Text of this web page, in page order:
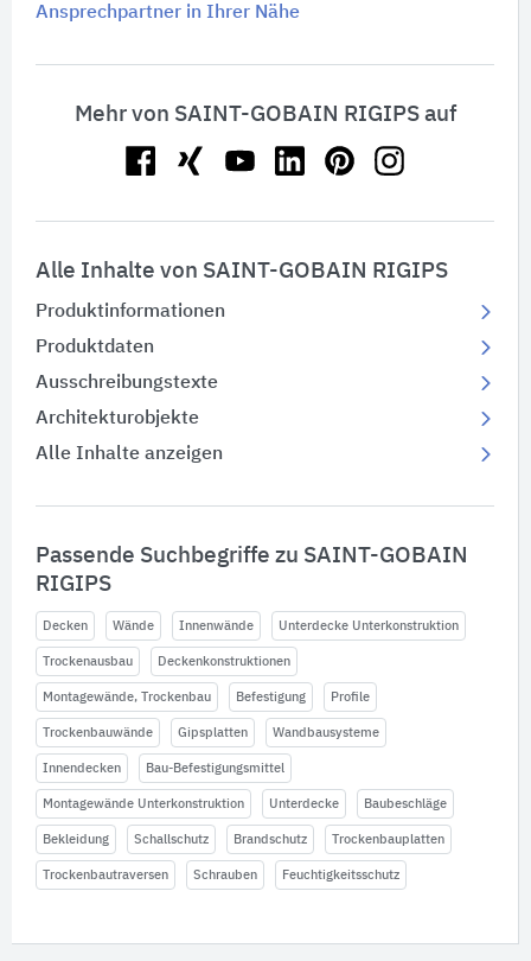
Ansprechpartner in Ihrer Nähe
Mehr von SAINT-GOBAIN RIGIPS auf
Alle Inhalte von SAINT-GOBAIN RIGIPS
Produktinformationen
Produktdaten
Ausschreibungstexte
Architekturobjekte
Alle Inhalte anzeigen
Passende Suchbegriffe zu SAINT-GOBAIN
RIGIPS
Decken Wände Innenwände Unterdecke Unterkonstruktion
Trockenausbau Deckenkonstruktionen
Montagewände, Trockenbau Befestigung Profile
Trockenbauwände Gipsplatten Wandbausysteme
Innendecken Bau-Befestigungsmittel
Montagewände Unterkonstruktion Unterdecke Baubeschläge
Bekleidung Schallschutz Brandschutz Trockenbauplatten
Trockenbautraversen Schrauben Feuchtigkeitsschutz